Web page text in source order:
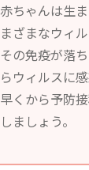
赤ちゃんは生
まざまなウィ
その免疫が落
らウィルスに
早くから予防
しましょう。